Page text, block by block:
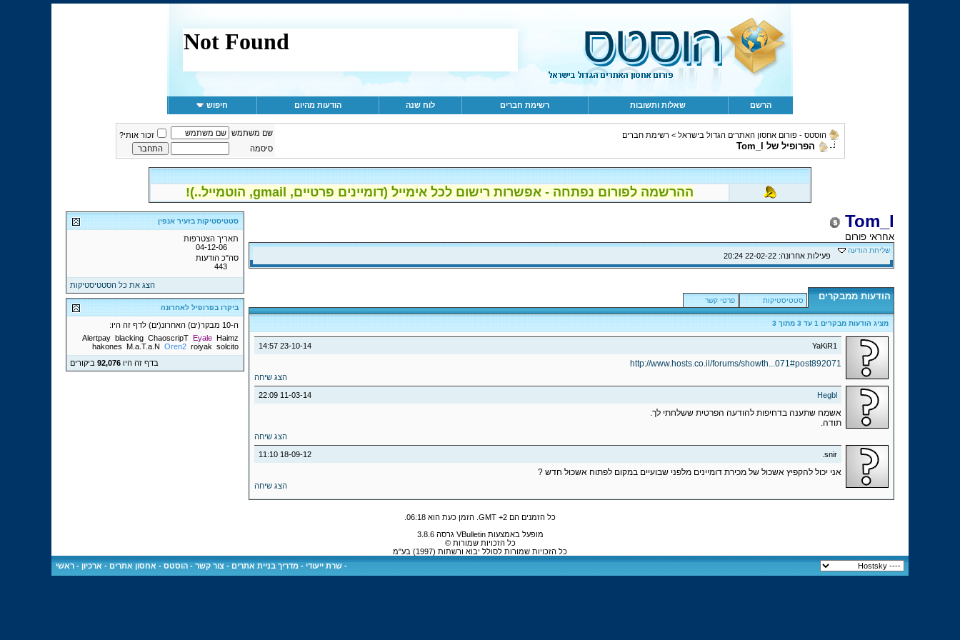
הרשם שאלות ותשובות רשימת חברים לוח שנה הודעות מהיום חיפוש
הוסטס - פורום אחסון האתרים הגדול בישראל > רשימת חברים
הפרופיל של Tom_l
שם משתמש
זכור אותי?
סיסמה
ההרשמה לפורום נפתחה - אפשרות רישום לכל אימייל (דומיינים פרטיים, gmail, הוטמייל..)!
Tom_l
אחראי פורום
שליחת הודעה
פעילות אחרונה: 20:24
הודעות ממבקרים סטטיסטיקות פרטי קשר
מציג הודעות מבקרים 1 עד 3מתוך 3
23-10-14
14:57 YaKiR1
http://www.hosts.co.il/forums/showth...071#post892071
הצג שיחה
11-03-14
22:09 Hegbl
אשמח שתענה בדחיפות להודעה הפרטית ששלחתי לך.
תודה.
הצג שיחה
18-09-12
11:10 snir.
אני יכול להקפיץ אשכול של מכירת דומיינים מלפני שבועיים במקום לפתוח אשכול חדש ?
הצג שיחה
סטטיסטיקות בזעיר אנפין
תאריך הצטרפות
04-12-06
סה"כ הודעות
443
הצג את כל הסטטיסטיקות
ביקרו בפרופיל לאחרונה
ה-10 מבקר(ים) האחרונ(ים) לדף זה היו:
Alertpay blacking ChaoscripT Eyale Haimz
hakones M.a.T.a.N Oren2 roiyak solcito
בדף זה היו92,076 ביקורים
כל הזמנים הם GMT +2. הזמן כעת הוא 06:18
מופעל באמצעות VBulletin גרסה 3.8.6
כל הזכויות שמורות ©
כל הזכויות שמורות לסולל יבוא ורשתות (1997) בע"מ
- שרת ייעודי - מדריך בניית אתרים - צור קשר - הוסטס - אחסון אתרים - ארכיון - ראשי